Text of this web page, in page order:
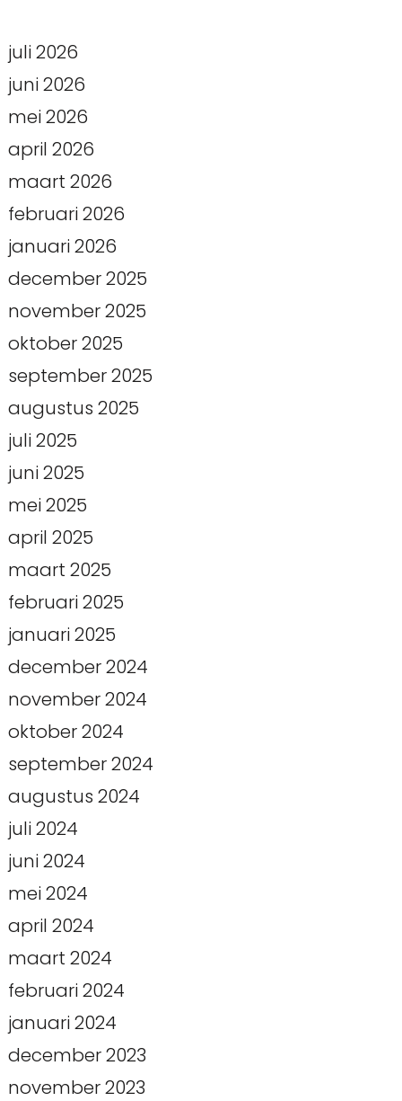
juli 2026
juni 2026
mei 2026
april 2026
maart 2026
februari 2026
januari 2026
december 2025
november 2025
oktober 2025
september 2025
augustus 2025
juli 2025
juni 2025
mei 2025
april 2025
maart 2025
februari 2025
januari 2025
december 2024
november 2024
oktober 2024
september 2024
augustus 2024
juli 2024
juni 2024
mei 2024
april 2024
maart 2024
februari 2024
januari 2024
december 2023
november 2023